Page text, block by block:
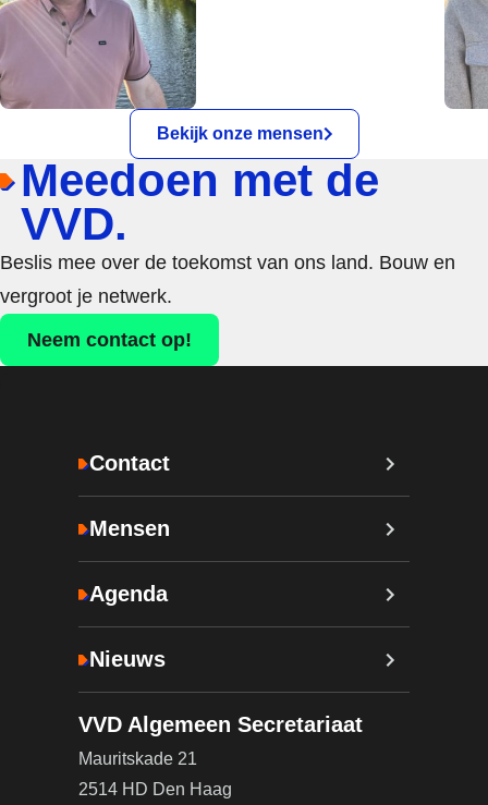
Bekijk onze mensen
Meedoen met de
VVD.
Beslis mee over de toekomst van ons land. Bouw en
vergroot je netwerk.
Neem contact op!
Contact
Mensen
Agenda
Nieuws
VVD Algemeen Secretariaat
Mauritskade 21
2514 HD Den Haag